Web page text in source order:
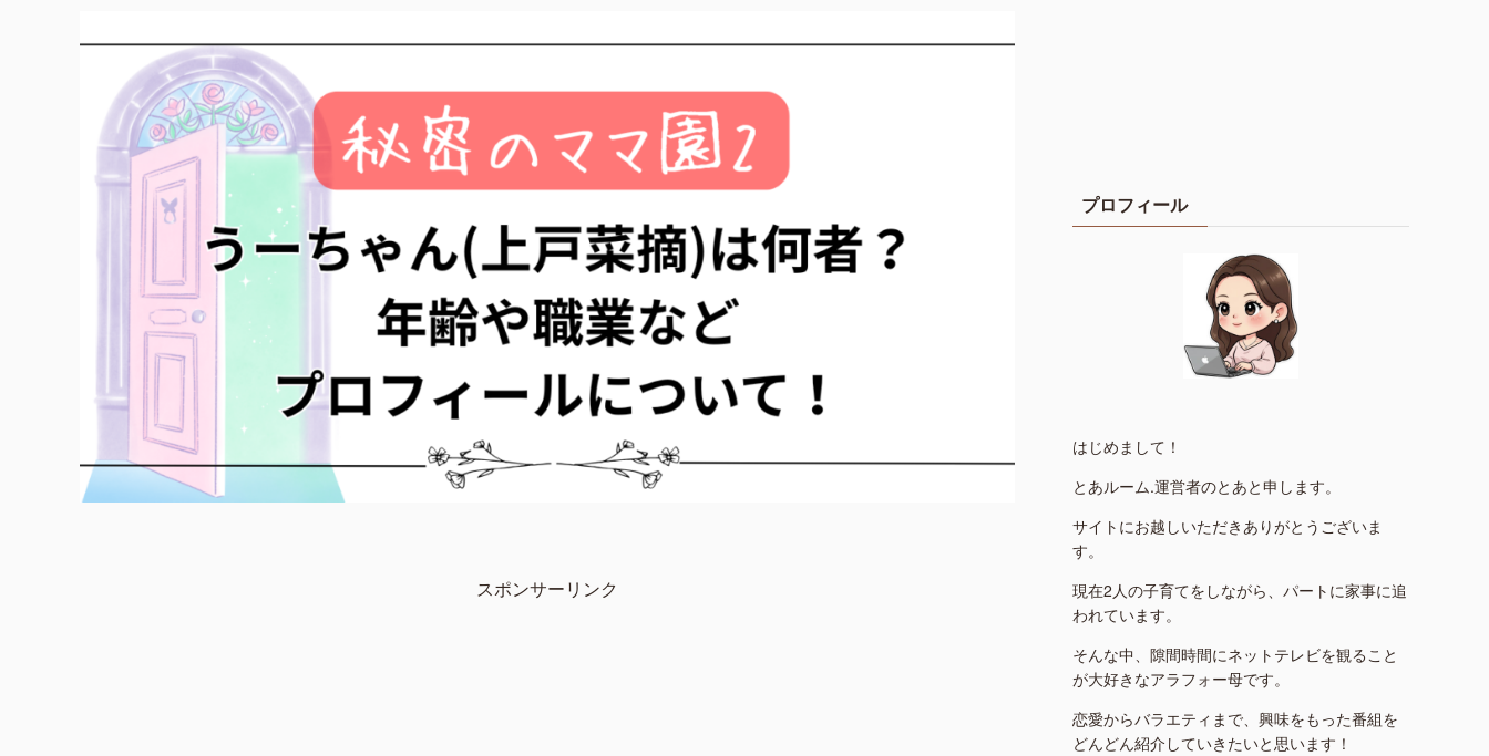
スポンサーリンク
プロフィール
はじめまして！
とあルーム.運営者のとあと申します。
サイトにお越しいただきありがとうございま
す。
現在2人の子育てをしながら、パートに家事に追
われています。
そんな中、隙間時間にネットテレビを観ること
が大好きなアラフォー母です。
恋愛からバラエティまで、興味をもった番組を
どんどん紹介していきたいと思います！